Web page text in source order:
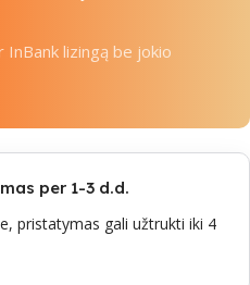
lizingą be jokio
per 1-3 d.d.
pristatymas gali užtrukti iki 4